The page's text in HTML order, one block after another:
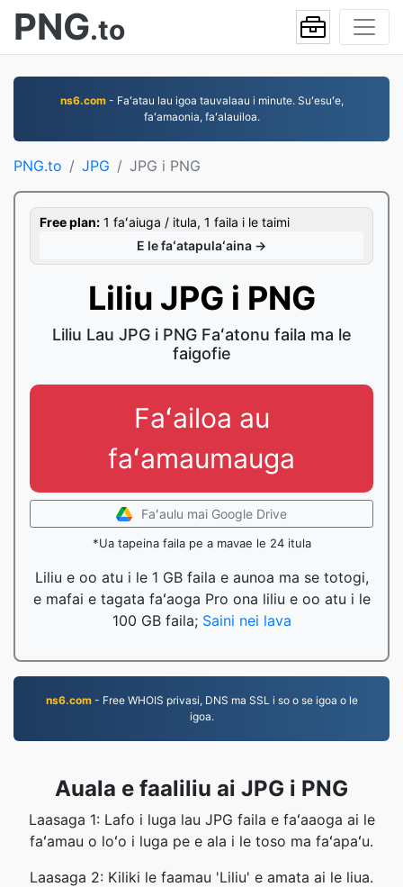
PNG.to
ns6.com- Faʻatau lau igoa tauvalaau i minute. Suʻesuʻe,
faʻamaonia, faʻalauiloa.
PNG.to JPG JPG i PNG
Free plan: 1 faʻaiuga / itula, 1 faila i le taimi
E le faʻatapulaʻaina →
Liliu JPG i PNG
Liliu Lau JPG i PNG Faʻatonu faila ma le
faigofie
Faʻailoa au
faʻamaumauga
Faʻaulu mai Google Drive
*Ua tapeina faila pe a mavae le 24 itula
Liliu e oo atu i le 1 GB faila e aunoa ma se totogi,
e mafai e tagata faʻaoga Pro ona liliu e oo atu i le
100 GB faila; Saini nei lava
ns6.com- Free WHOIS privasi, DNS ma SSL i so o se igoa o le
igoa.
Auala e faaliliu ai JPG i PNG
Laasaga 1: Lafo i luga lau JPG faila e faʻaaoga ai le
faʻamau o loʻo i luga pe e ala i le toso ma faʻapaʻu.
Laasaga 2: Kiliki le faamau 'Liliu' e amata ai le liua.